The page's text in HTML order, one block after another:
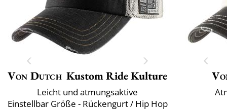
Von Dutch Kustom Ride Kulture
Leicht und atmungsaktive
Einstellbar Größe - Rückengurt / Hip Hop